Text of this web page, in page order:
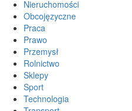
Nieruchomości
Obcojęzyczne
Praca
Prawo
Przemysł
Rolnictwo
Sklepy
Sport
Technologia